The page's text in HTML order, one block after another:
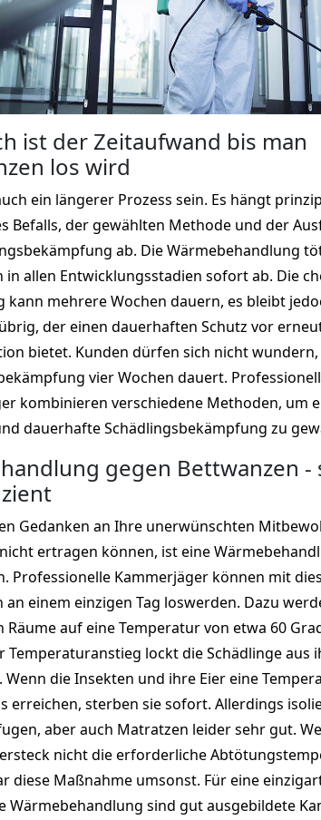
ist der Zeitaufwand bis man
los wird
ein längerer Prozess sein. Es hängt
Befalls, der gewählten Methode und der
ab. Die Wärmebehandlung
in allen Entwicklungsstadien sofort ab. Die
kann mehrere Wochen dauern, es bleibt
der einen dauerhaften Schutz vor
bietet. Kunden dürfen sich nicht
vier Wochen dauert.
kombinieren verschiedene Methoden, um
dauerhafte Schädlingsbekämpfung zu
gegen Bettwanzen -
Gedanken an Ihre unerwünschten
ertragen können, ist eine
Professionelle Kammerjäger können mit
an einem einzigen Tag loswerden. Dazu
auf eine Temperatur von etwa 60
Temperaturanstieg lockt die Schädlinge aus
Wenn die Insekten und ihre Eier eine
erreichen, sterben sie sofort. Allerdings
aber auch Matratzen leider sehr gut.
nicht die erforderliche
diese Maßnahme umsonst. Für eine
Wärmebehandlung sind gut ausgebildete